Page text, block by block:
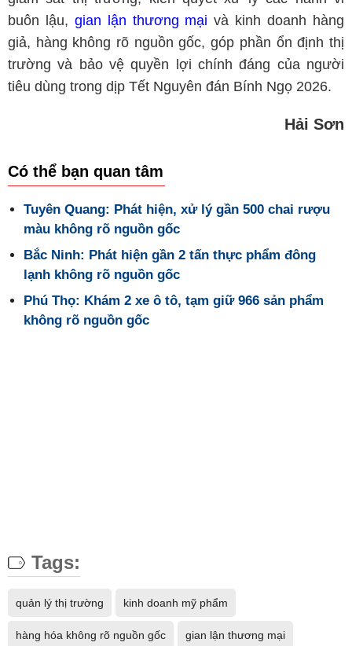
buôn lậu, gian lận thương mại và kinh doanh hàng
giả, hàng không rõ nguồn gốc, góp phần ổn định thị
trường và bảo vệ quyền lợi chính đáng của người
tiêu dùng trong dịp Tết Nguyên đán Bính Ngọ 2026.
Hải Sơn
Có thể bạn quan tâm
Tuyên Quang: Phát hiện, xử lý gần 500 chai rượu
màu không rõ nguồn gốc
Bắc Ninh: Phát hiện gần 2 tấn thực phẩm đông
lạnh không rõ nguồn gốc
Phú Thọ: Khám 2 xe ô tô, tạm giữ 966 sản phẩm
không rõ nguồn gốc
Tags:
quản lý thị trường kinh doanh mỹ phẩm
hàng hóa không rõ nguồn gốc gian lận thương mại